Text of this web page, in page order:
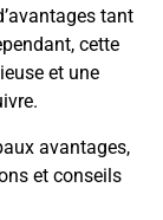
tant
cette
et une
avantages,
et conseils